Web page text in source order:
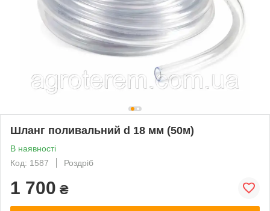
Шланг поливальний d 18 мм (50м)
В наявності
Код: 1587
Роздріб
1 700 ₴